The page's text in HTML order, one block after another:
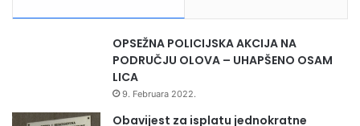
OPSEŽNA POLICIJSKA AKCIJA NA
PODRUČJU OLOVA – UHAPŠENO OSAM
LICA
9. Februara 2022.
Obavijest za isplatu jednokratne